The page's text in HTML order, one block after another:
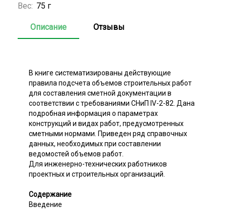
Вес: 75 г
Описание Отзывы
В книге систематизированы действующие
правила подсчета объемов строительных работ
для составления сметной документации в
соответствии с требованиями СНиП IV-2-82. Дана
подробная информация о параметрах
конструкций и видах работ, предусмотренных
сметными нормами. Приведен ряд справочных
данных, необходимых при составлении
ведомостей объемов работ.
Для инженерно-технических работников
проектных и строительных организаций.
Содержание
Введение